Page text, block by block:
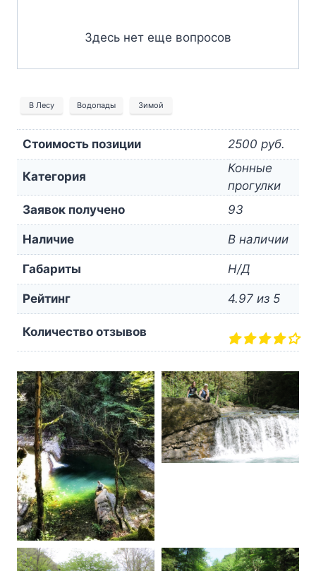
Здесь нет еще вопросов
В Лесу Водопады Зимой
Стоимость позиции 2500 руб.
Категория
Конные
прогулки
Заявок получено
93
Наличие В наличии
Габариты Н/Д
Рейтинг 4.97 из 5
Количество отзывов